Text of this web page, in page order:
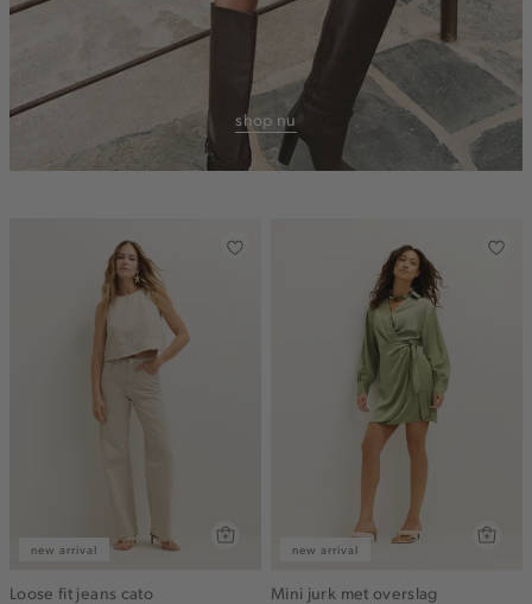
shop nu
new arrival
Loose fit jeans cato
new arrival
Mini jurk met overslag